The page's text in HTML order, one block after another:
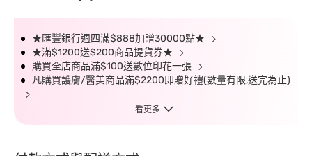
★匯豐銀行週四滿$888加贈30000點★
★滿$1200送$200商品提貨券★
購買全店商品滿$100送數位印花一張
凡購買護膚/醫美商品滿$2200即贈好禮(數量有限,送完為止)
看更多